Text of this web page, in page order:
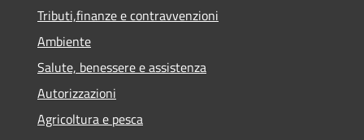
Tributi,finanze e contravvenzioni
Ambiente
Salute, benessere e assistenza
Autorizzazioni
Agricoltura e pesca